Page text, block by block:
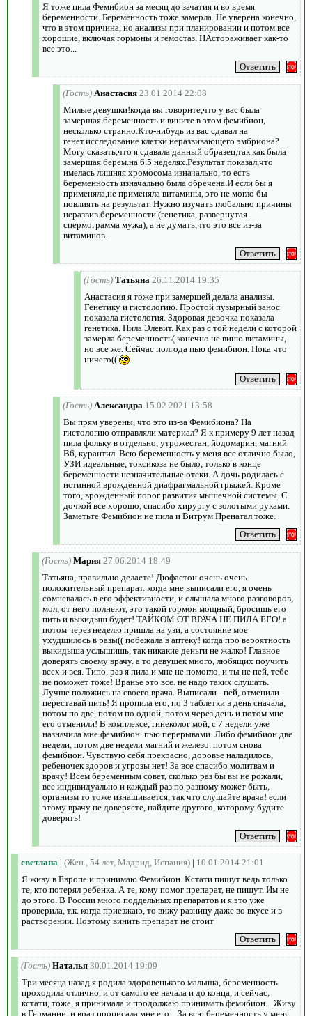
Я тоже пила Фемибион за месяц до зачатия и во время
беременности. Беременность тоже замерла. Не уверена конечно,
что в этом причина, но анализы при планировании и потом все
хорошие, включая гормоны и гемостаз. НАстораживает как-то
все это...
(Гость) Анастасия 23.01.2014 22:08
Милые девушки!когда вы говорите,что у вас была
замершая беременность и вините в этом фемибион,
несколько странно.Кто-нибудь из вас сдавал на
генет.исследование клетки неразвивающего эмбриона?
Могу сказать,что я сдавала данный образец,так как была
замершая берем.на 6.5 неделях.Результат показал,что
имелась лишняя хромосома изначально, то есть
беременность изначально была обречена.И если бы я
применяла,не применяла витамины, это не могло бы
повлиять на результат. Нужно изучать глобально причины
неразвив.беременности (генетика, развернутая
спермограмма мужа), а не думать,что это все из-за
витаминов.
(Гость) Татьяна 26.11.2014 19:35
Анастасия я тоже при замершей делала анализы.
Генетику и гистологию. Простой пузырный занос
показала гистология. Здоровая девочка показала
генетика. Пила Элевит. Как раз с той недели с которой
замерла беременность( конечно не виню витамины,
но все же. Сейчас полгода пью фемибион. Пока что
ничего((
(Гость) Александра 15.02.2021 13:58
Вы прям уверены, что это из-за Фемибиона? На
гистологию отправляли материал? Я к примеру 9 лет назад
пила фольку в отдельно, утрожестан, йодомарин, магний
В6, курантил. Всю беременность у меня все отлично было,
УЗИ идеальные, токсикоза не было, только в конце
беременности незначительные отеки. А дочь родилась с
истинной врожденной диафрагмальной грыжей. Кроме
того, врожденный порог развития мышечной системы. С
дочкой все хорошо, спасибо хирургу с золотыми руками.
Заметьте Фемибион не пила и Витрум Пренатал тоже.
(Гость) Мария 27.06.2014 18:49
Татьяна, правильно делаете! Дюфастон очень очень
положительный препарат. когда мне выписали его, я очень
сомневалась в его эффективности, и слышала много разговоров,
мол, от него полнеют, это такой гормон мощный, бросишь его
пить и выкидыш будет! ТАЙКОМ ОТ ВРАЧА НЕ ПИЛА ЕГО! а
потом через неделю пришла на узи, а состояние мое
ухудшилось в разы(( побежала в аптеку! когда про вероятность
выкидыша услышишь, так никакие деньги не жалко! Главное
доверять своему врачу. а то девушек много, любящих поучить
всех и вся. Типо, раз я пила и мне не помогло, и ты не пей, тебе
не поможет тоже! Вранье это все. не надо таких слушать.
Лучше положись на своего врача. Выписали - пей, отменили -
переставай пить! Я пропила его, по 3 таблетки в день сначала,
потом по две, потом по одной, потом через день и потом мне
его отменили! В комплексе, гинеколог мой, с 7 недели уже
назначила мне фемибион. пью перерывами. Либо фемибион две
недели, потом две недели магний и железо. потом снова
фемибион. Чувствую себя прекрасно, доровье наладилось,
ребеночек здоров и угрозы нет! За все спасибо молитвам и
врачу! Всем беременным совет, сколько раз бы вы не рожали,
все индивидуально и каждый раз по разному может быть,
организм то тоже изнашивается, так что слушайте врача! если
этому врачу не доверяете, найдите другого, которому будите
доверять!
светлана | (Жен., 54 лет, Мадрид, Испания) | 10.01.2014 21:01
Я живу в Европе и принимаю Фемибион. Кстати пишут ведь только
те, кто потерял ребенка. А те, кому помог препарат, не пишут. Им не
до этого. В России много поддельных препаратов и я это уже
проверила, т.к. когда приезжаю, то вижу разницу даже во вкусе и в
растворении. Поэтому винить препарат не стоит
(Гость) Наталья 30.01.2014 19:09
Три месяца назад я родила здоровенького малыша, беременность
проходила отлично, и от самого ее начала и до конца, и сейчас,
кстати, тоже, я принимала и продолжаю принимать фемибион... Живу
в Германии, и врач прописала мне его... За всю беременность у меня